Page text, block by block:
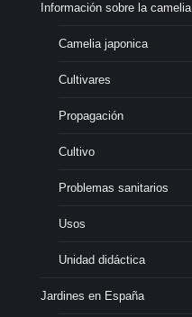
Información sobre la camelia
Camelia japonica
Cultivares
Propagación
Cultivo
Problemas sanitarios
Usos
Unidad didáctica
Jardines en España